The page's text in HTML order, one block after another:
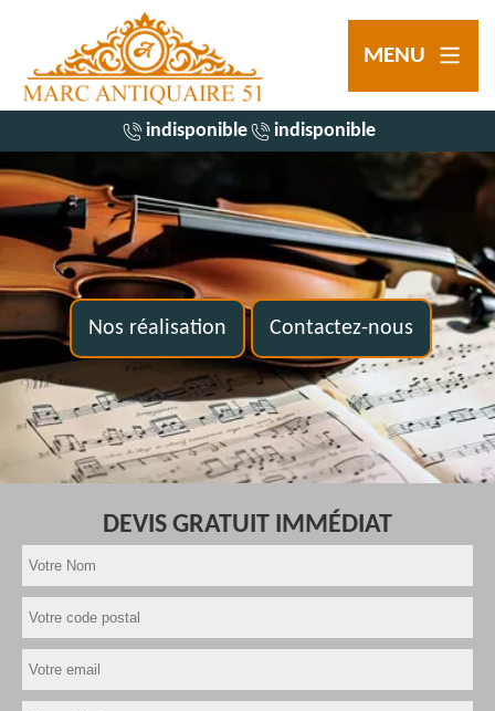
MENU
indisponible indisponible
Nos réalisation Contactez-nous
DEVIS GRATUIT IMMÉDIAT